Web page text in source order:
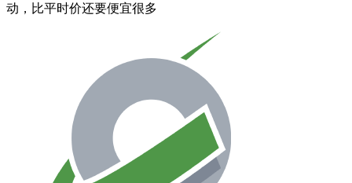
动，比平时价还要便宜很多